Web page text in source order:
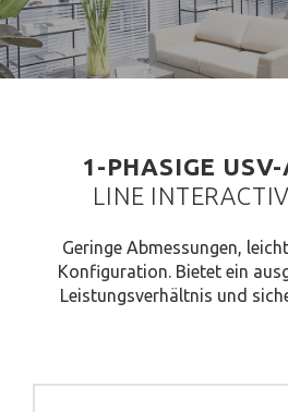
1-PHASIGE
LINE
Geringe Abmessungen,
Konfiguration. Bietet ein
Leistungsverhältnis und